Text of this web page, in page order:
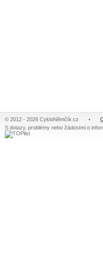
© 2012 - 2026 CykloNěmčík.cz •
S dotazy, problémy nebo žádostmi o